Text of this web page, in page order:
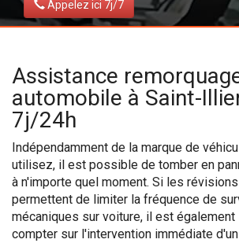
Appelez ici 7j/7
Assistance
automobile à Saint-
7j/24h
Indépendamment de la marque de
utilisez, il est possible de tomber en
à n'importe quel moment. Si les
permettent de limiter la fréquence de
mécaniques sur voiture, il est également
compter sur l'intervention immédiate